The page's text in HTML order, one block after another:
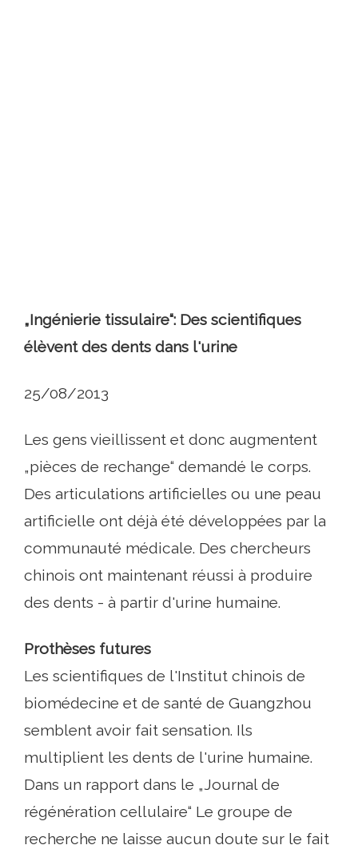
„Ingénierie tissulaire“: Des scientifiques
élèvent des dents dans l'urine
25/08/2013
Les gens vieillissent et donc augmentent
„pièces de rechange“ demandé le corps.
Des articulations artificielles ou une peau
artificielle ont déjà été développées par la
communauté médicale. Des chercheurs
chinois ont maintenant réussi à produire
des dents - à partir d'urine humaine.
Prothèses futures
Les scientifiques de l'Institut chinois de
biomédecine et de santé de Guangzhou
semblent avoir fait sensation. Ils
multiplient les dents de l'urine humaine.
Dans un rapport dans le „Journal de
régénération cellulaire“ Le groupe de
recherche ne laisse aucun doute sur le fait